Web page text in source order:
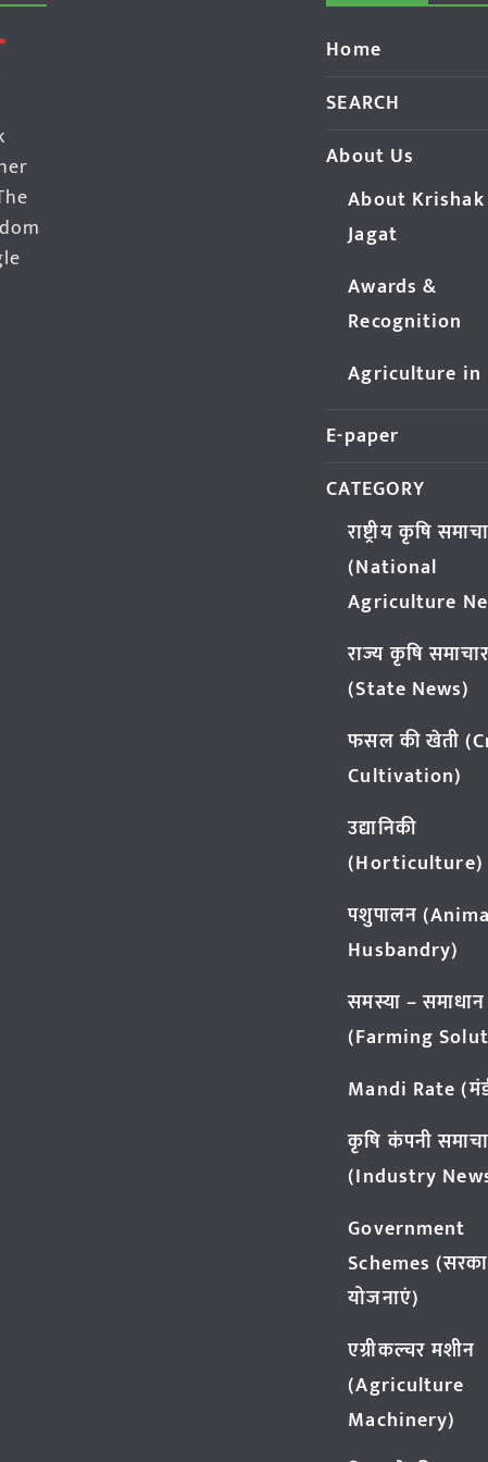
Home
SEARCH
About Us
About Krishak
Jagat
Awards &
Recognition
Agriculture in
E-paper
CATEGORY
राष्ट्रीय कृषि
(National
Agriculture
राज्य कृषि समाचार
(State News)
फसल की खेती
Cultivation)
उद्यानिकी
(Horticulture)
पशुपालन
Husbandry)
समस्या – समाधान
(Farming
Mandi Rate
कृषि कंपनी
(Industry
Government
Schemes
योजनाएं)
एग्रीकल्चर मशीन
(Agriculture
Machinery)